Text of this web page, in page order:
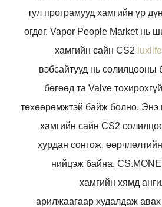
тул програмууд хамгийн үр
өгдөг. Vapor People Market нь
хамгийн сайн CS2
вэбсайтууд нь солилцооны
бөгөөд та Valve
төхөөрөмжтэй байж болно. Энэ
хамгийн сайн CS2
хурдан сонгож,
нийцэж байна.
хамгийн хямд
арилжаагаар худалдаж